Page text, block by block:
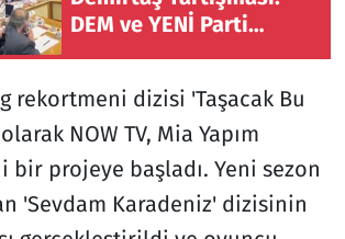
DEM ve YENİ Parti
rekortmeni dizisi 'Taşacak Bu
NOW TV, Mia Yapım
bir projeye başladı. Yeni sezon
'Sevdam Karadeniz' dizisinin